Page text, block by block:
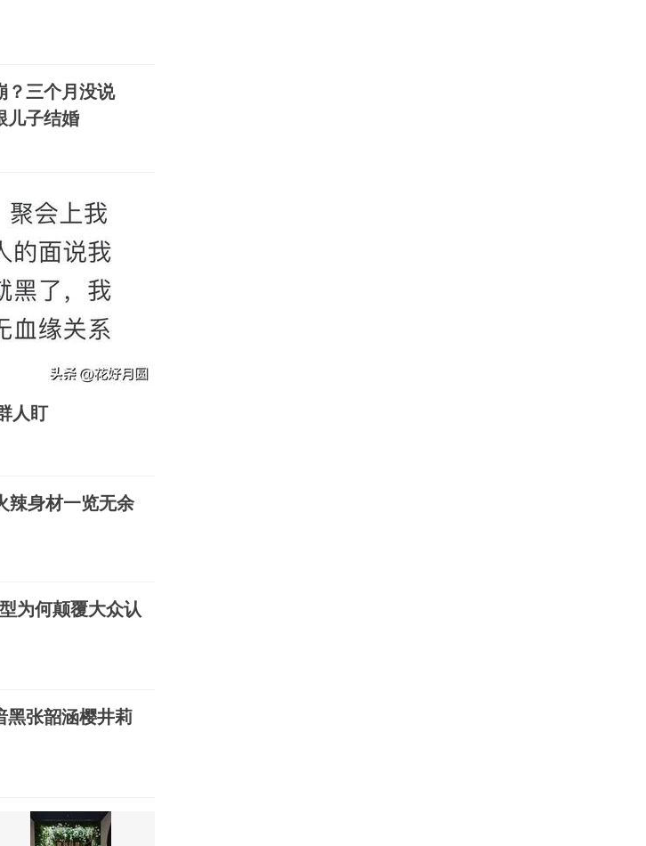
？三个月没说
儿子结婚
人盯
辣身材一览无余
为何颠覆大众认
黑张韶涵樱井莉